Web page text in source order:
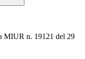
MIUR n. 19121 del 29